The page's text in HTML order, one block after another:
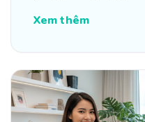
Xem thêm